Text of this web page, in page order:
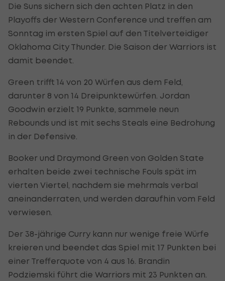
Die Suns sichern sich den achten Platz in den
Playoffs der Western Conference und treffen am
Sonntag im ersten Spiel auf den Titelverteidiger
Oklahoma City Thunder. Die Saison der Warriors ist
damit beendet.
Green trifft 14 von 20 Würfen aus dem Feld,
darunter 8 von 14 Dreipunktewürfen. Jordan
Goodwin erzielt 19 Punkte, sammele neun
Rebounds und ist mit sechs Steals eine Bedrohung
in der Defensive.
Booker und Draymond Green von Golden State
erhalten beide zwei technische Fouls spät im
vierten Viertel, nachdem sie mehrmals verbal
aneinanderraten, und werden daraufhin vom Feld
verwiesen.
Der 38-jährige Curry kann nur wenige freie Würfe
kreieren und beendet das Spiel mit 17 Punkten bei
einer Trefferquote von 4 aus 16. Brandin
Podziemski führt die Warriors mit 23 Punkten an.